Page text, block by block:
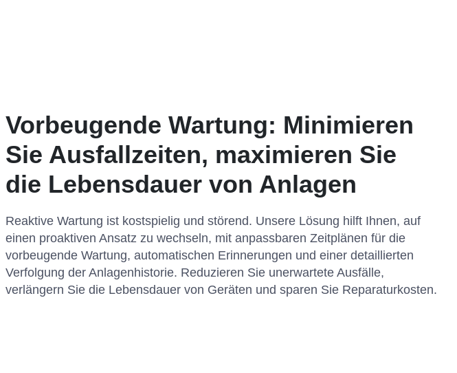
Vorbeugende Wartung: Minimieren
Sie Ausfallzeiten, maximieren Sie
die Lebensdauer von Anlagen
Reaktive Wartung ist kostspielig und störend. Unsere Lösung hilft Ihnen, auf
einen proaktiven Ansatz zu wechseln, mit anpassbaren Zeitplänen für die
vorbeugende Wartung, automatischen Erinnerungen und einer detaillierten
Verfolgung der Anlagenhistorie. Reduzieren Sie unerwartete Ausfälle,
verlängern Sie die Lebensdauer von Geräten und sparen Sie Reparaturkosten.